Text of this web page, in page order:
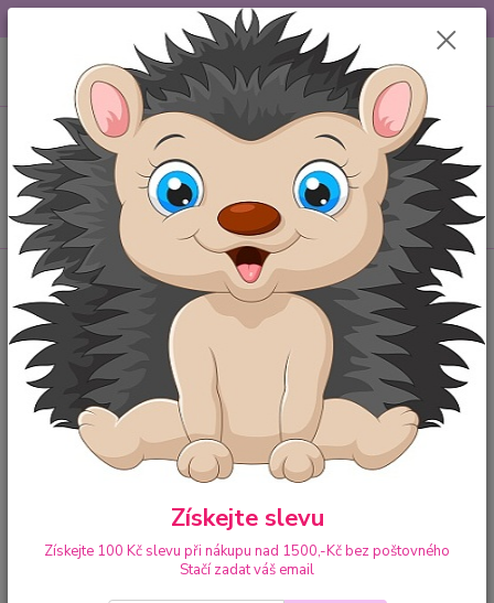
DOPRAVA OD 49,-Kč....VŠE SKLADEM.....
Menu
CZK
Hledat
+420 777259248
po-pá 6-18 hod
za 0,00 Kč
Úvod Dupačky bavlna
bavlna
Upřesnit parametry
Nejnovější Nejlevnější Nejdražší
Získejte slevu
Získejte 100 Kč slevu při nákupu nad 1500,-Kč bez poštovného
Stačí zadat váš email